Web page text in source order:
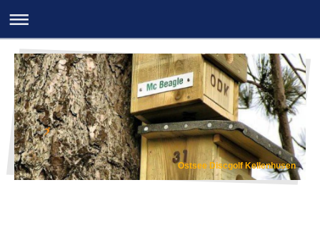
Ostsee Discgolf Kellenhusen